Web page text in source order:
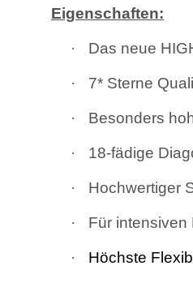
Eigenschaften:
· Das neue
· 7* Sterne
· Besonders
· 18-fädige
· Hochwertiger
· Für intensiven
· Höchste